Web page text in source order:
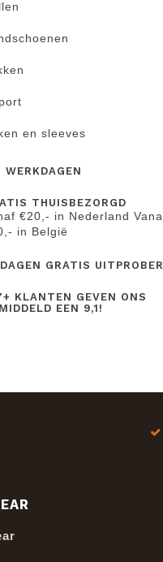
en sleeves
WERKDAGEN
THUISBEZORGD
€20,- in Nederland
in België
GRATIS
KLANTEN GEVEN ONS
EEN 9,1!